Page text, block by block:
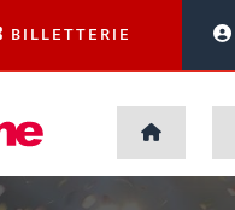
BILLETTERIE